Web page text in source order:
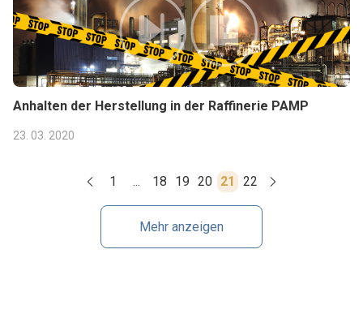
Anhalten der Herstellung in der Raffinerie PAMP
23. 03. 2020
1 ... 18 19 20 21 22
Mehr anzeigen